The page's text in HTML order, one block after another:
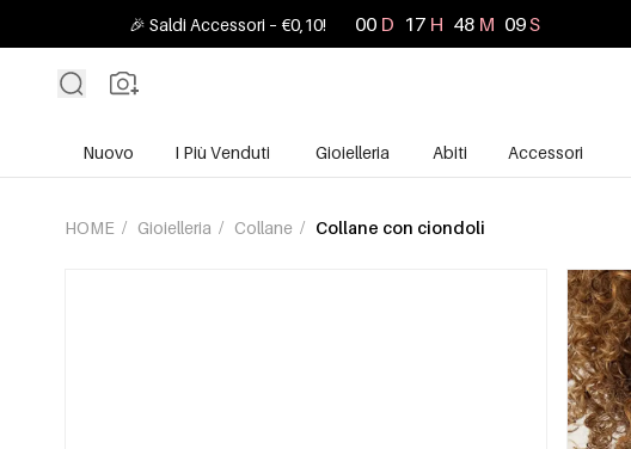
🎉 Saldi Accessori – €0,10! 00 D 17 H 48 M 07S
Nuovo I Più Venduti Gioielleria Abiti Accessori
HOME / Gioielleria / Collane / Collane con ciondoli